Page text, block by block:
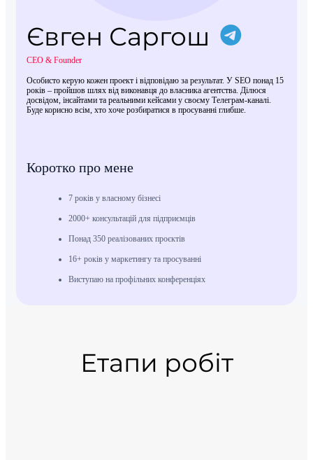
Євген Саргош
CEO & Founder
Особисто керую кожен проект і відповідаю за результат. У SEO понад 15
років – пройшов шлях від виконавця до власника агентства. Ділюся
досвідом, інсайтами та реальними кейсами у своєму Телеграм-каналі.
Буде корисно всім, хто хоче розбиратися в просуванні глибше.
Коротко про мене
7 років у власному бізнесі
2000+ консультацій для підприємців
Понад 350 реалізованих проєктів
16+ років у маркетингу та просуванні
Виступаю на профільних конференціях
Етапи робіт